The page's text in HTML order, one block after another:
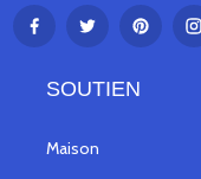
SOUTIEN
Maison